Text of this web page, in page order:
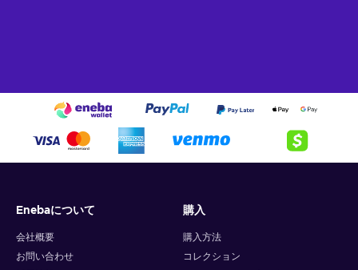
Enebaについて
会社概要
お問い合わせ
購入
購入方法
コレクション